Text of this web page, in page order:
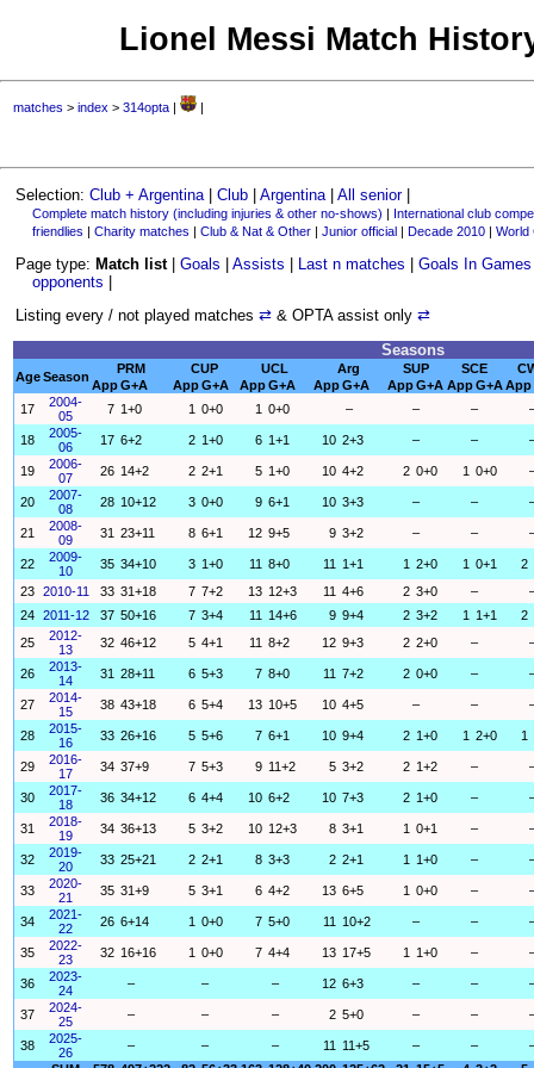
Lionel Messi Match
matches >index >314opta | |
Selection:Club + Argentina |Club |Argentina |All senior|
Complete match history (including injuries & other no-shows) | International club
friendlies | Charity matches | Club & Nat & Other| Junior official| Decade 2010| World
Page type: Match list|Goals |Assists Last n matches |Goals In Games
opponents
Listing every / not played matches⇄ & OPTA assist only⇄
Seasons
AgeSeason
PRM CUP UCL Arg SUP SCE
AppG+A AppG+A AppG+A AppG+A AppG+A AppG+AApp
17
2004-
05
7 1+0 1 0+0 1 0+0 – – –
18
2005-
06
17 6+2 2 1+0 6 1+1 10 2+3 – –
19
2006-
07
26 14+2 2 2+1 5 1+0 10 4+2 2 0+0 1 0+0
20
2007-
08
28 10+12 3 0+0 9 6+1 10 3+3 – –
21
2008-
09
31 23+11 8 6+1 12 9+5 9 3+2 – –
22
2009-
10
35 34+10 3 1+0 11 8+0 11 1+1 1 2+0 1 0+1 2
23 2010-11 33 31+18 7 7+2 13 12+3 11 4+6 2 3+0 –
24 2011-12 37 50+16 7 3+4 11 14+6 9 9+4 2 3+2 1 1+1 2
25
2012-
13
32 46+12 5 4+1 11 8+2 12 9+3 2 2+0 –
26
2013-
14
31 28+11 6 5+3 7 8+0 11 7+2 2 0+0 –
27
2014-
15
38 43+18 6 5+4 13 10+5 10 4+5 – –
28
2015-
16
33 26+16 5 5+6 7 6+1 10 9+4 2 1+0 1 2+0 1
29
2016-
17
34 37+9 7 5+3 9 11+2 5 3+2 2 1+2 –
30
2017-
18
36 34+12 6 4+4 10 6+2 10 7+3 2 1+0 –
31
2018-
19
34 36+13 5 3+2 10 12+3 8 3+1 1 0+1 –
32
2019-
20
33 25+21 2 2+1 8 3+3 2 2+1 1 1+0 –
33
2020-
21
35 31+9 5 3+1 6 4+2 13 6+5 1 0+0 –
34
2021-
22
26 6+14 1 0+0 7 5+0 11 10+2 – –
35
2022-
23
32 16+16 1 0+0 7 4+4 13 17+5 1 1+0 –
36
2023-
24
– – – 12 6+3 – –
37
2024-
25
– – – 2 5+0 – –
38
2025-
26
– – – 11 11+5 – –